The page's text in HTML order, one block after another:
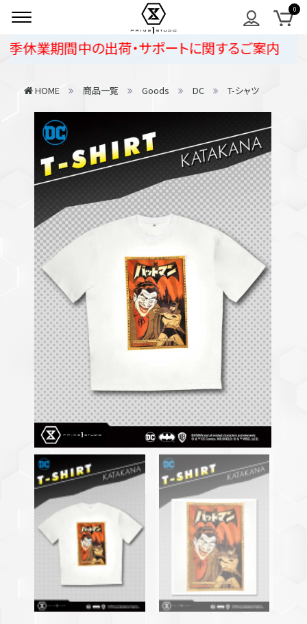
業期間中の出荷・サポートに関するご案内
HOME 商品一覧 Goods DC T-シャツ